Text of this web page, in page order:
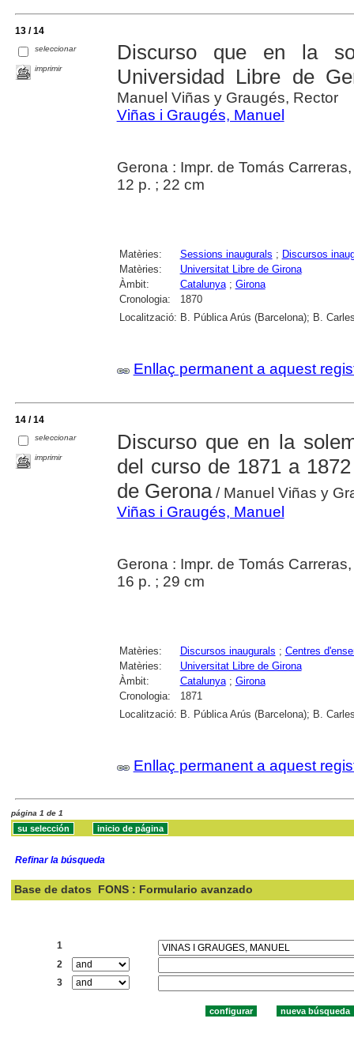
13 / 14
seleccionar
imprimir
Discurso que en la
Universidad Libre de
Manuel Viñas y Graugés, Rector
Viñas i Graugés, Manuel
Gerona : Impr. de Tomás
12 p. ; 22 cm
Matèries: Sessions inaugurals ; Discursos
Matèries:
Universitat Libre de Girona
Àmbit:
Catalunya; Girona
Cronologia:
1870
Localització: B. Pública Arús (Barcelona); B.
Enllaç permanent a aquest
14 / 14
seleccionar
imprimir
Discurso que en la
del curso de 1871 a
de Gerona/ Manuel Viñas y
Viñas i Graugés, Manuel
Gerona : Impr. de Tomás
16 p. ; 29 cm
Matèries: Discursos inaugurals ; Centres
Matèries:
Universitat Libre de Girona
Àmbit:
Catalunya; Girona
Cronologia:
1871
Localització: B. Pública Arús (Barcelona); B.
Enllaç permanent a aquest
página 1 de 1
Refinar la búsqueda
Base de datos FONS : Formulario avanzado
1
2
3